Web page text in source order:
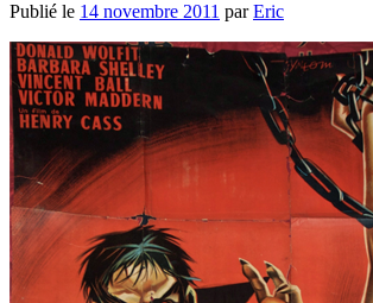
Publié le 14 novembre 2011 parEric